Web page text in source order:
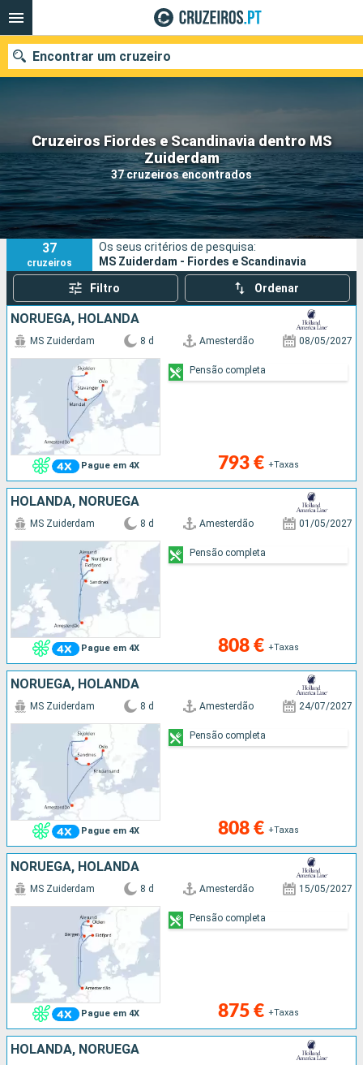
Cruzeiros Fiordes e Scandinavia dentro MS
Zuiderdam
37 cruzeiros encontrados
Encontrar um cruzeiro
Quando ir?
Data de partida
Portos Companhias
Pesquisar
37
cruzeiros
Os seus critérios de pesquisa:
MS Zuiderdam - Fiordes e Scandinavia
Filtro Ordenar
NORUEGA, HOLANDA
Pague em 4X
MS Zuiderdam 8 d Amesterdão 08/05/2027
793 € +Taxas
Pensão completa
HOLANDA, NORUEGA
Pague em 4X
MS Zuiderdam 8 d Amesterdão 01/05/2027
808 € +Taxas
Pensão completa
NORUEGA, HOLANDA
Pague em 4X
MS Zuiderdam 8 d Amesterdão 24/07/2027
808 € +Taxas
Pensão completa
NORUEGA, HOLANDA
Pague em 4X
MS Zuiderdam 8 d Amesterdão 15/05/2027
875 € +Taxas
Pensão completa
HOLANDA, NORUEGA